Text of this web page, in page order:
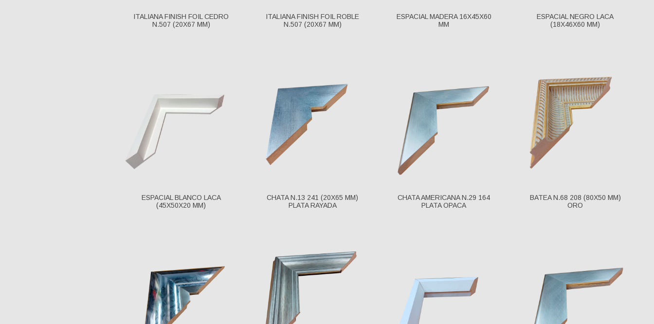
ITALIANA FINISH FOIL CEDRO
N.507 (20X67 MM)
ITALIANA FINISH FOIL ROBLE
N.507 (20X67 MM)
ESPACIAL MADERA 16X45X60
MM
ESPACIAL NEGRO LACA
(18X46X60 MM)
ESPACIAL BLANCO LACA
(45X50X20 MM)
CHATA N.13 241 (20X65 MM)
PLATA RAYADA
CHATA AMERICANA N.29 164
PLATA OPACA
BATEA N.68 208 (80X50 MM)
ORO